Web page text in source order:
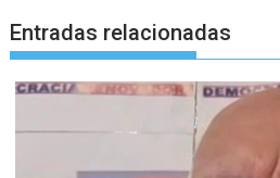
Entradas relacionadas